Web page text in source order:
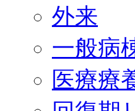
外来
一般病
医療療